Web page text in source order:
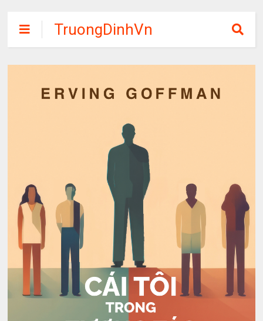
TruongDinhVn
Chia sẽ ebook,
các khóa học,
tập miễn phí